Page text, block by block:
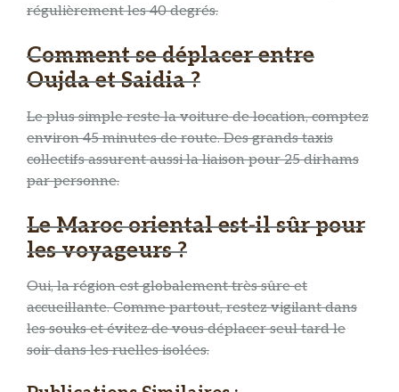
régulièrement les 40 degrés.
Comment se déplacer entre
Oujda et Saidia ?
Le plus simple reste la voiture de location, comptez
environ 45 minutes de route. Des grands taxis
collectifs assurent aussi la liaison pour 25 dirhams
par personne.
Le Maroc oriental est-il sûr pour
les voyageurs ?
Oui, la région est globalement très sûre et
accueillante. Comme partout, restez vigilant dans
les souks et évitez de vous déplacer seul tard le
soir dans les ruelles isolées.